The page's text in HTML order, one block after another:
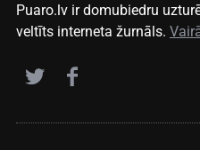
Puaro.lv ir domubiedru
veltīts interneta žurnāls.